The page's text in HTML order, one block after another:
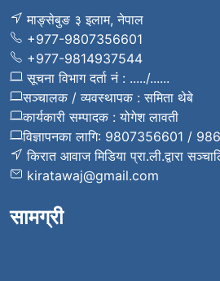
माङ्सेबुङ ३ इलाम, नेपाल
+977-9807356601
+977-9814937544
सूचना विभाग दर्ता नं : ...../......
सञ्चालक / व्यवस्थापक : समिता थेबे
कार्यकारी सम्पादक : योगेश लावती
विज्ञापनका लागि: 9807356601 /
किरात आवाज मिडिया प्रा.ली.द्वारा
kiratawaj@gmail.com
सामग्री